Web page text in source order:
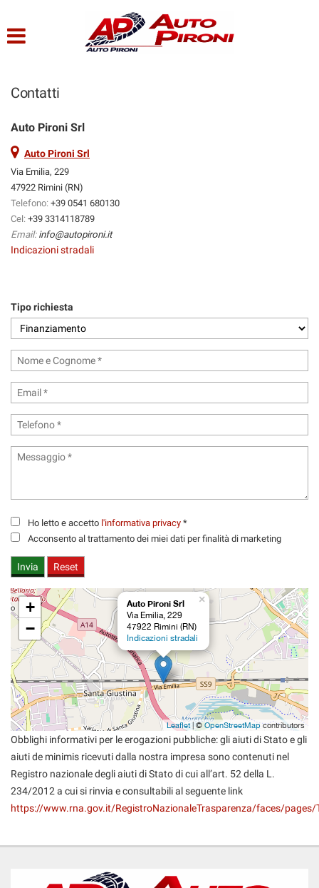
SERVIZI
ACQUISTIAMO USATO
ASSISTENZA
Contatti
Auto Pironi Srl
Auto Pironi Srl
Via Emilia, 229
47922 Rimini (RN)
Telefono: +39 0541 680130
Cel: +39 3314118789
Email: info@autopironi.it
Indicazioni stradali
Tipo richiesta
Ho letto e accetto l'informativa privacy *
Acconsento al trattamento dei miei dati per finalità di marketing
Auto Pironi Srl
Via Emilia, 229
47922 Rimini (RN)
Indicazioni stradali
×
+
−
Leaflet| © OpenStreetMap contributors
Obblighi informativi per le erogazioni pubbliche: gli aiuti di Stato e gli
aiuti de minimis ricevuti dalla nostra impresa sono contenuti nel
Registro nazionale degli aiuti di Stato di cui all’art. 52 della L.
234/2012 a cui si rinvia e consultabili al seguente link
https://www.rna.gov.it/RegistroNazionaleTrasparenza/faces/pages/
tue
seguente
ti
consente
di
tue
preferenze
di
di
tracciamento
che
adottiamo
per
offrire
le
e
svolgere
le
Per
ottenere
informazioni
e
sul
funzionamento
di
questi
strumenti
di
tracciamento
si
rimanda
alla
cookie
Puoi
rivedere
e